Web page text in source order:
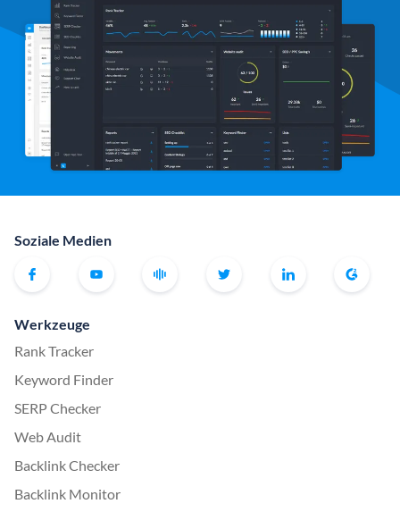
Soziale Medien
Werkzeuge
Rank Tracker
Keyword Finder
SERP Checker
Web Audit
Backlink Checker
Backlink Monitor